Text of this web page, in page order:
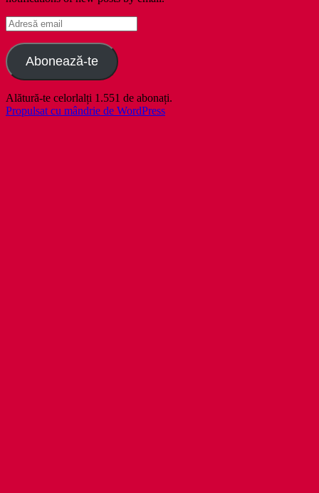
Adresă
email
Abonează-te
Alătură-te celorlalți 1.551 de abonați.
Propulsat cu mândrie de WordPress